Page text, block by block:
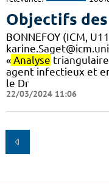
Objectifs des
BONNEFOY (ICM,
« Analyse
agent infectieux et
le Dr
22/03/2024 11:06